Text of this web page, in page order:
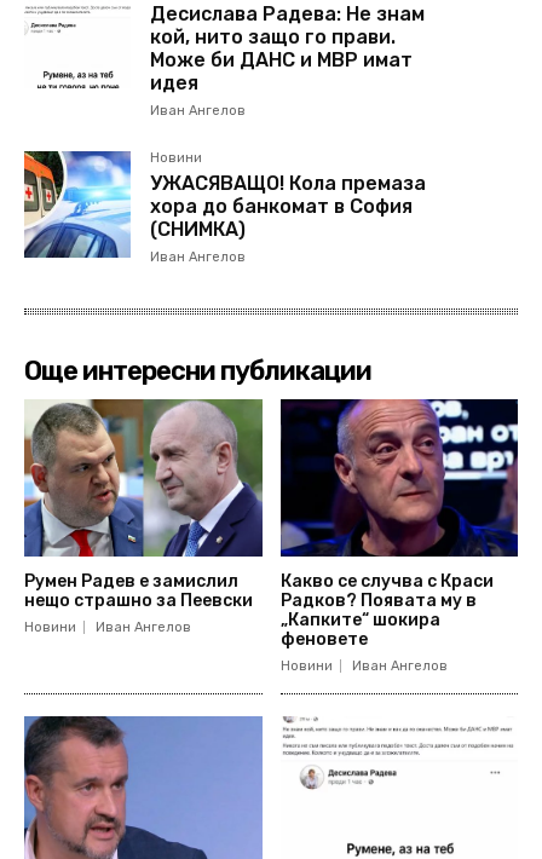
Десислава Радева: Не знам
кой, нито защо го прави.
Може би ДАНС и МВР имат
идея
Иван Ангелов
Новини
УЖАСЯВАЩО! Кола премаза
хора до банкомат в София
(СНИМКА)
Иван Ангелов
Още интересни публикации
Румен Радев е замислил
нещо страшно за Пеевски
Новини Иван Ангелов
Какво се случва с Краси
Радков? Появата му в
„Капките“ шокира
феновете
Новини Иван Ангелов